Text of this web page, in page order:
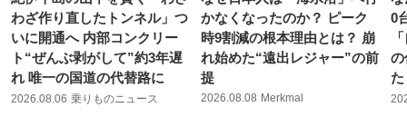
わざ作り直したトンネル」つ
いに開通へ 内部コンクリー
ト“ぜんぶ剥がして”約3年遅
れ 唯一の国道の代替路に
2026.08.06 乗りものニュース
かなくなったのか？ ピーク
時9割減の根本理由とは？ 崩
れ始めた“遠出レジャー”の前
提
2026.08.08 Merkmal
0
の